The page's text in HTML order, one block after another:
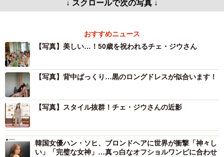
↓ スクロールで次の写真 ↓
おすすめニュース
【写真】美しい…！50歳を祝われるチェ・ジウさん
【写真】背中ぱっくり…黒のロングドレスが似合います！
【写真】スタイル抜群！チェ・ジウさんの近影
韓国女優ハン・ソヒ、ブロンドヘアに世界が衝撃「神々し
い」「完璧な女神」…真っ白なオフショルワンピに合わせ